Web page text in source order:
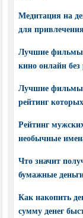
Медитация на
для
Лучшие фильмы
кино онлайн без
Лучшие фильмы
рейтинг
Рейтинг
необычные
Что значит
бумажные
Как накопить
сумму денег